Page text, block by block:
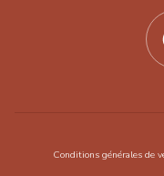
Conditions générales de